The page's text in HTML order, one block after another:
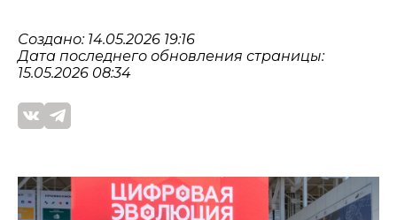
Создано: 14.05.2026 19:16
Дата последнего обновления страницы:
15.05.2026 08:34